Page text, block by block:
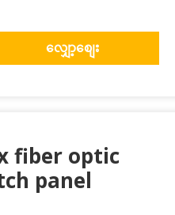
လျှော့စျေး
fiber optic
panel